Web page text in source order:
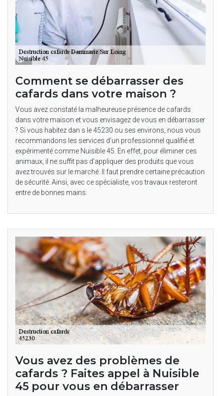
Comment se débarrasser des
cafards dans votre maison ?
Vous avez constaté la malheureuse présence de cafards
dans votre maison et vous envisagez de vous en débarrasser
? Si vous habitez dan s le 45230 ou ses environs, nous vous
recommandons les services d’un professionnel qualifié et
expérimenté comme Nuisible 45. En effet, pour éliminer ces
animaux, il ne suffit pas d’appliquer des produits que vous
avez trouvés sur le marché. Il faut prendre certaine précaution
de sécurité. Ainsi, avec ce spécialiste, vos travaux resteront
entre de bonnes mains.
Vous avez des problèmes de
cafards ? Faites appel à Nuisible
45 pour vous en débarrasser